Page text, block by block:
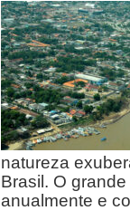
natureza
Brasil. O
anualmente e